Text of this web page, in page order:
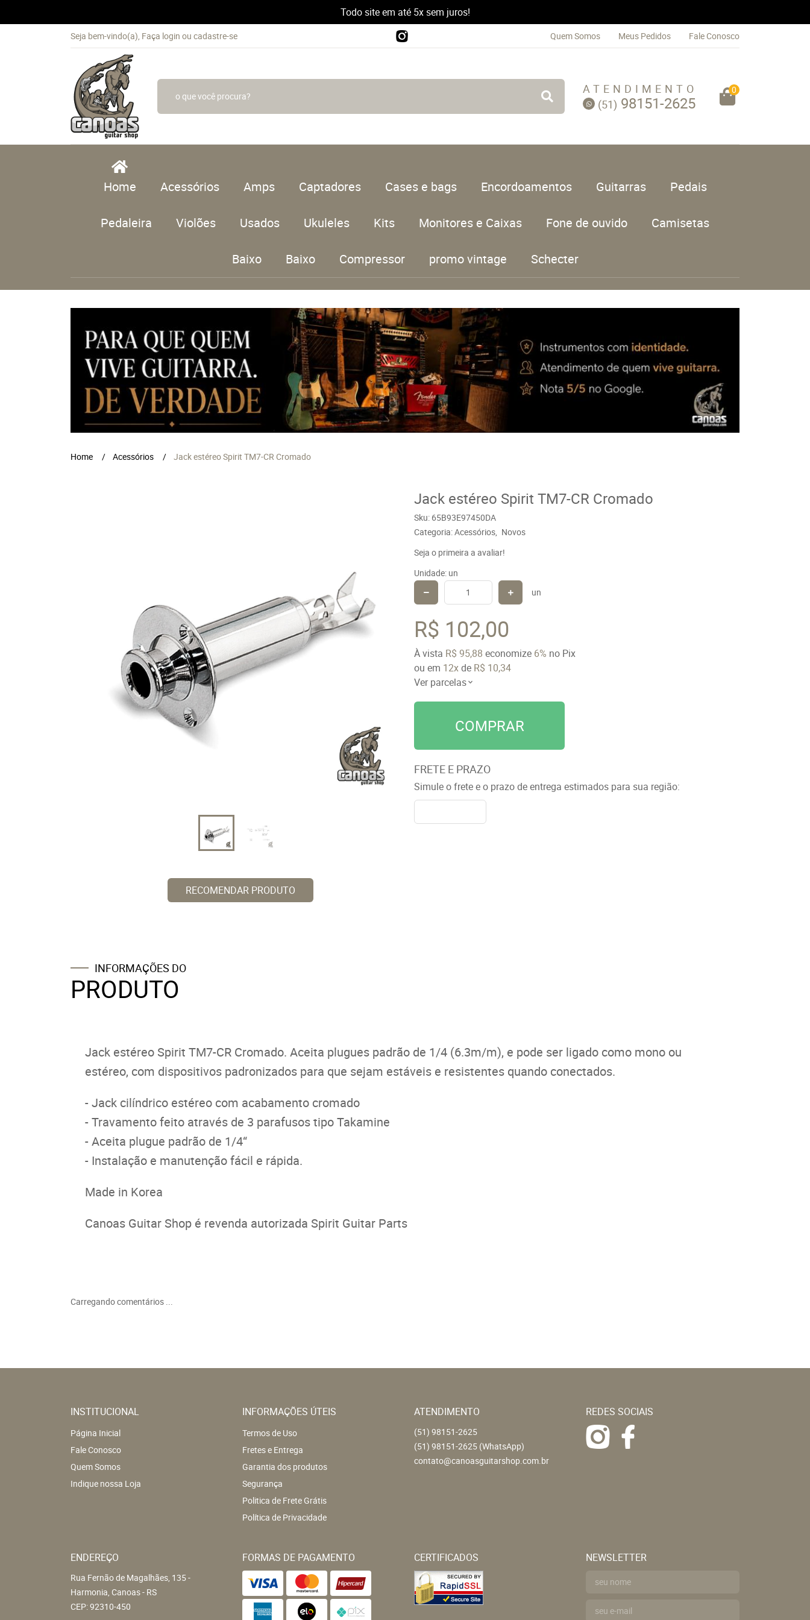
Todo site em até 5x sem juros!
Seja bem-vindo(a), Faça login ou cadastre-se Quem Somos Meus Pedidos Fale Conosco
ATENDIMENTO
(51) 98151-2625
0
Home Acessórios Amps Captadores Cases e bags Encordoamentos Guitarras Pedais
Pedaleira Violões Usados Ukuleles Kits Monitores e Caixas Fone de ouvido Camisetas
Baixo Baixo Compressor promo vintage Schecter
Home Acessórios Jack estéreo Spirit TM7-CR Cromado
RECOMENDAR PRODUTO
Jack estéreo Spirit TM7-CR Cromado
Sku: 65B93E97450DA
Categoria:Acessórios Novos
Seja o primeira a avaliar!
Unidade: un
un
R$ 102,00
À vista R$ 95,88 economize 6% no Pix
ou em 12xde R$ 10,34
Ver parcelas
COMPRAR
FRETE E PRAZO
Simule o frete e o prazo de entrega estimados para sua região:
INFORMAÇÕES DO
PRODUTO
Jack estéreo Spirit TM7-CR Cromado. Aceita plugues padrão de 1/4 (6.3m/m), e pode ser ligado como mono ou
estéreo, com dispositivos padronizados para que sejam estáveis e resistentes quando conectados.
- Jack cilíndrico estéreo com acabamento cromado
- Travamento feito através de 3 parafusos tipo Takamine
- Aceita plugue padrão de 1/4“
- Instalação e manutenção fácil e rápida.
Made in Korea
Canoas Guitar Shop é revenda autorizada Spirit Guitar Parts
Carregando comentários ...
INSTITUCIONAL
Página Inicial
Fale Conosco
Quem Somos
Indique nossa Loja
INFORMAÇÕES ÚTEIS
Termos de Uso
Fretes e Entrega
Garantia dos produtos
Segurança
Politica de Frete Grátis
Política de Privacidade
ATENDIMENTO
(51) 98151-2625
(51) 98151-2625 (WhatsApp)
contato@canoasguitarshop.com.br
REDES SOCIAIS
ENDEREÇO
Rua Fernão de Magalhães, 135-
Harmonia, Canoas- RS
CEP: 92310-450
FORMAS DE PAGAMENTO CERTIFICADOS NEWSLETTER